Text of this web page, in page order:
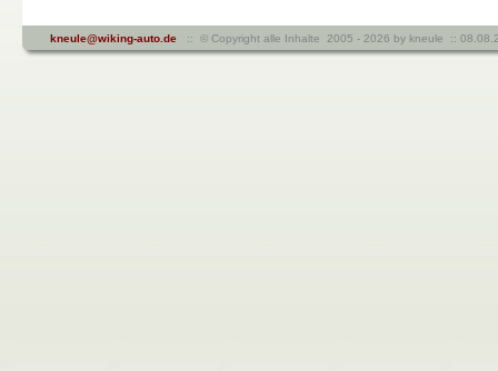
kneule@wiking-auto.de :: © Copyright alle Inhalte 2005 - 2026 by kneule ::